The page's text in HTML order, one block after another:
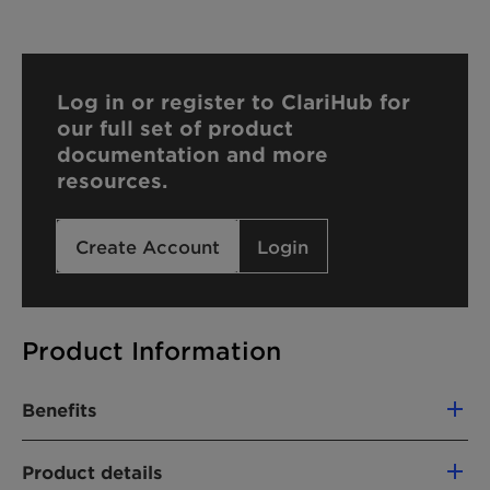
Product Information
Benefits
Squeaky-clean skin feel
Product details
Log in or register to ClariHub for
our full set of product
documentation and more
resources.
Create Account Login